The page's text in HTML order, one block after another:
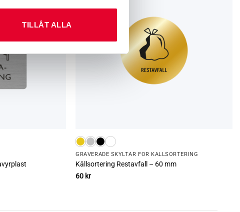
TILLÅT ALLA
GRAVERADE SKYLTAR FÖR KÄLLSORTERING
Källsortering Restavfall – 60 mm
60 kr